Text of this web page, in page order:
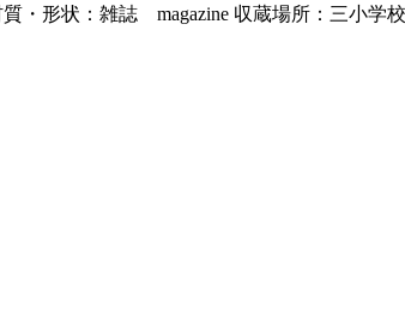
・形状：雑誌 magazine 収蔵場所：三小